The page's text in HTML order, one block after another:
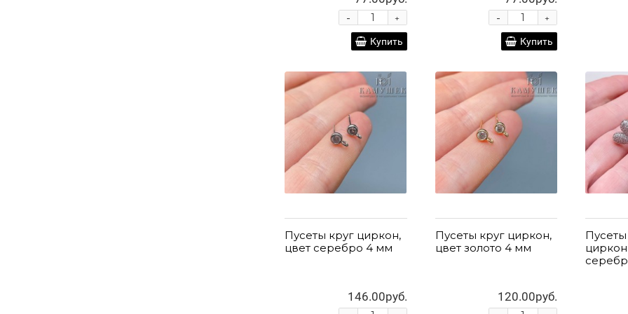
+
-
Купить
+
-
Купить
Пусеты круг циркон,
цвет серебро 4 мм
146.00руб.
Пусеты круг циркон,
цвет золото 4 мм
120.00руб.